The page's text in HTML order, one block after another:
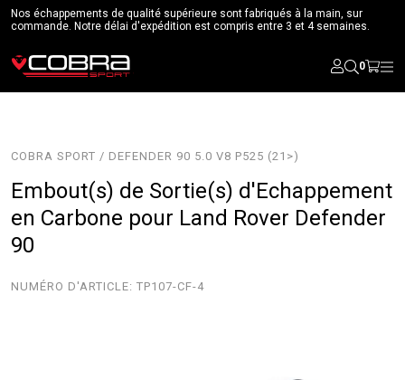
Nos échappements de qualité supérieure sont fabriqués à la main, sur
commande. Notre délai d'expédition est compris entre 3 et 4 semaines.
0
COBRA SPORT / DEFENDER 90 5.0 V8 P525 (21>)
Embout(s) de Sortie(s) d'Echappement
en Carbone pour Land Rover Defender
90
NUMÉRO D'ARTICLE: TP107-CF-4